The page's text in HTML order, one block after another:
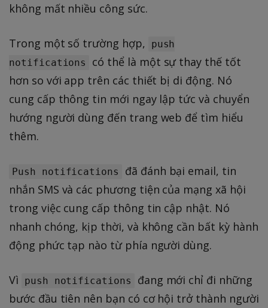
không mất nhiều công sức.
Trong một số trường hợp,
push
notifications
có thể là một sự thay thế tốt
hơn so với app trên các thiết bị di động. Nó
cung cấp thông tin mới ngay lập tức và chuyển
hướng người dùng đến trang web để tìm hiểu
thêm.
Push notifications
đã đánh bại email, tin
nhắn SMS và các phương tiện của mạng xã hội
trong việc cung cấp thông tin cập nhật. Nó
nhanh chóng, kịp thời, và không cần bất kỳ hành
động phức tạp nào từ phía người dùng.
Vì push notifications
đang mới chỉ đi những
bước đầu tiên nên bạn có cơ hội trở thành người